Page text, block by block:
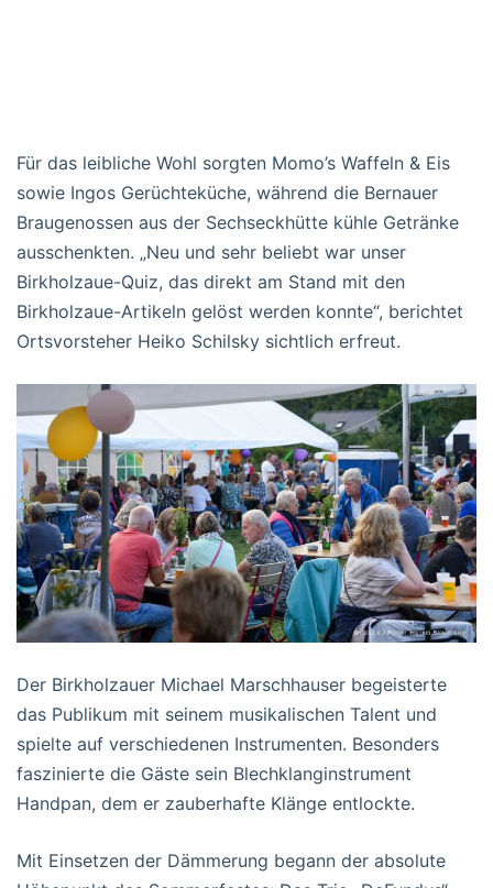
Für das leibliche Wohl sorgten Momo’s Waffeln & Eis
sowie Ingos Gerüchteküche, während die Bernauer
Braugenossen aus der Sechseckhütte kühle Getränke
ausschenkten. „Neu und sehr beliebt war unser
Birkholzaue-Quiz, das direkt am Stand mit den
Birkholzaue-Artikeln gelöst werden konnte“, berichtet
Ortsvorsteher Heiko Schilsky sichtlich erfreut.
Der Birkholzauer Michael Marschhauser begeisterte
das Publikum mit seinem musikalischen Talent und
spielte auf verschiedenen Instrumenten. Besonders
faszinierte die Gäste sein Blechklanginstrument
Handpan, dem er zauberhafte Klänge entlockte.
Mit Einsetzen der Dämmerung begann der absolute